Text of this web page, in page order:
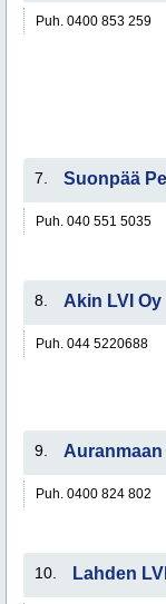
Puh. 0400 853 259
7. Suonpää
Puh. 040 551 5035
8. Akin LVI Oy
Puh. 044 5220688
9. Auranmaan
Puh. 0400 824 802
10. Lahden